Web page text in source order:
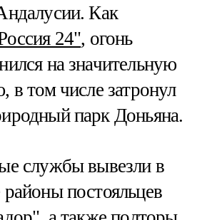
Как
24", огонь
на значительную
в том числе затронул
парк Доньяна.
службы вывезли в
постояльцев